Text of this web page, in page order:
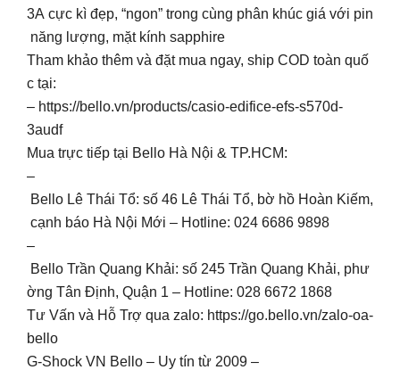
3A cực kì đẹp, “ngon” trong cùng phân khúc giá với pin
năng lượng, mặt kính sapphire
Tham khảo thêm và đặt mua ngay, ship COD toàn quố
c tại:
– https://bello.vn/products/casio-edifice-efs-s570d-
3audf
Mua trực tiếp tại Bello Hà Nội & TP.HCM:
–
Bello Lê Thái Tổ: số 46 Lê Thái Tổ, bờ hồ Hoàn Kiếm,
cạnh báo Hà Nội Mới – Hotline: 024 6686 9898
–
Bello Trần Quang Khải: số 245 Trần Quang Khải, phư
ờng Tân Định, Quận 1 – Hotline: 028 6672 1868
Tư Vấn và Hỗ Trợ qua zalo: https://go.bello.vn/zalo-oa-
bello
G-Shock VN Bello – Uy tín từ 2009 –